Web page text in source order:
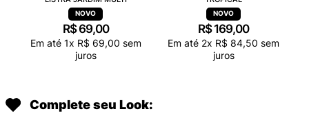
R$ 69,00
Em até 1x R$ 69,00 sem
juros
R$ 169,00
Em até 2x R$ 84,50 sem
juros
Complete seu Look: